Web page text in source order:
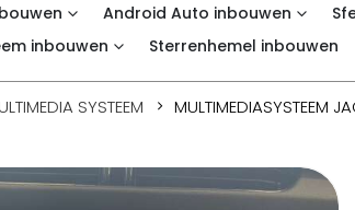
Android Auto inbouwen
inbouwen
Sterrenhemel inbouwen
SYSTEEM MULTIMEDIASYSTEEM